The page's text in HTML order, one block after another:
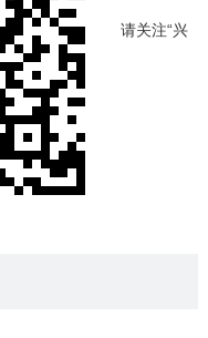
请关注“兴